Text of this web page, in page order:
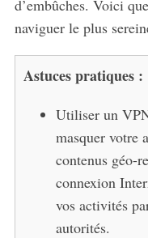
d’embûches. Voici
naviguer le plus
Astuces pratiques :
Utiliser un
masquer votre
contenus géo-
connexion
vos activités
autorités.